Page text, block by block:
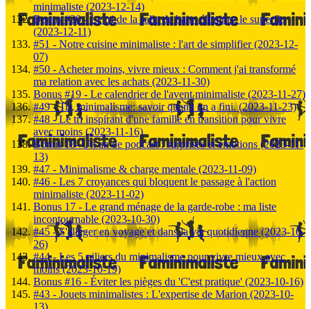
minimaliste (2023-12-14)
Bonus #20 - Le tri de la salle de bain: éliminez le superflu
(2023-12-11)
#51 - Notre cuisine minimaliste : l'art de simplifier (2023-12-
07)
#50 - Acheter moins, vivre mieux : Comment j'ai transformé
ma relation avec les achats (2023-11-30)
Bonus #19 - Le calendrier de l'avent minimaliste (2023-11-27)
#49 - Tri, minimalisme: savoir quand on a fini. (2023-11-23)
#48 - Le tri inspirant d'une famille en transition pour vivre
avec moins (2023-11-16)
Bonus 18- Un an de podcast : surprises et emotions (2023-11-
13)
#47 - Minimalisme & charge mentale (2023-11-09)
#46 - Les 7 croyances qui bloquent le passage à l'action
minimaliste (2023-11-02)
Bonus 17 - Le grand ménage de la garde-robe : ma liste
incontournable (2023-10-30)
#45 - S'alléger en voyage et dans la vie quotidienne (2023-10-
26)
#44 - Les 5 piliers du minimalisme pour vivre mieux avec
moins (2023-10-19)
Bonus #16 - Éviter les pièges du 'C'est pratique' (2023-10-16)
#43 - Jouets minimalistes : L'expertise de Marion (2023-10-
13)